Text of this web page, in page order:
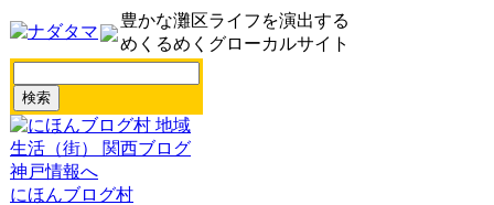
豊かな灘区ライフを演出する
めくるめくグローカルサイト
にほんブログ村